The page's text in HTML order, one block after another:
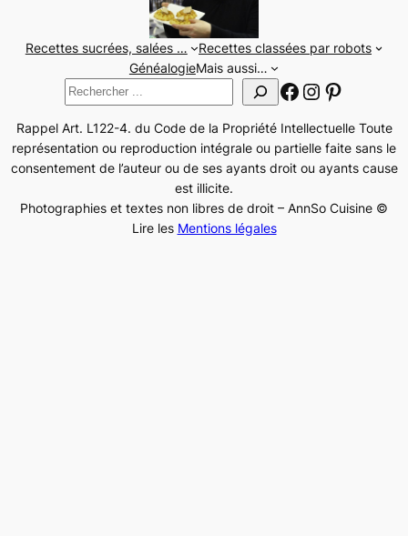
Recettes sucrées, salées …
Recettes classées par robots
GénéalogieMais aussi…
Rechercher
Facebook
Instagram
Rappel Art. L122-4. du Code de la Propriété Intellectuelle Toute
représentation ou reproduction intégrale ou partielle faite sans le
consentement de l’auteur ou de ses ayants droit ou ayants cause
est illicite.
Photographies et textes non libres de droit – AnnSo Cuisine ©
Lire les Mentions légales